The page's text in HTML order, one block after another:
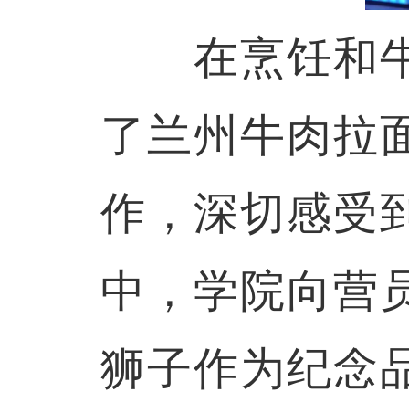
在烹饪和牛
了兰州牛肉拉
作，深切感受
中，学院向营
狮子作为纪念